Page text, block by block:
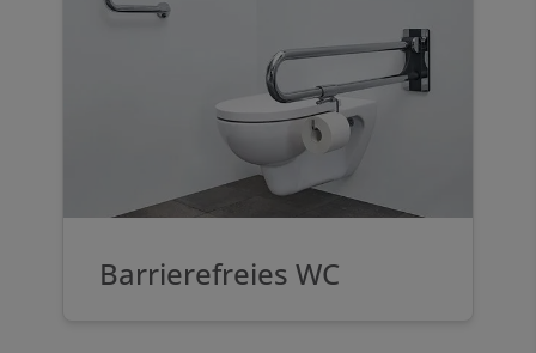
Barrierefreies WC